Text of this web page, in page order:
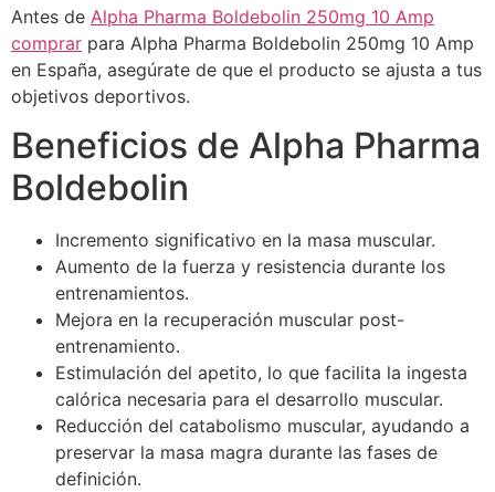
Antes de Alpha Pharma Boldebolin 250mg 10 Amp
comprar para Alpha Pharma Boldebolin 250mg 10 Amp
en España, asegúrate de que el producto se ajusta a tus
objetivos deportivos.
Beneficios de Alpha Pharma
Boldebolin
Incremento significativo en la masa muscular.
Aumento de la fuerza y resistencia durante los
entrenamientos.
Mejora en la recuperación muscular post-
entrenamiento.
Estimulación del apetito, lo que facilita la ingesta
calórica necesaria para el desarrollo muscular.
Reducción del catabolismo muscular, ayudando a
preservar la masa magra durante las fases de
definición.